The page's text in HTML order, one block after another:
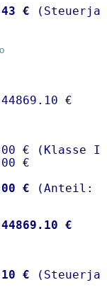
€
€ (Klasse I)
€
€
44869.10 €
€